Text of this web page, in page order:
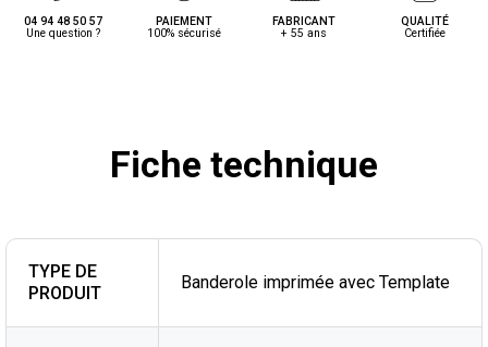
04 94 48 50 57
Une question ?
PAIEMENT
100% sécurisé
FABRICANT
+ 55 ans
QUALITÉ
Certifiée
Fiche technique
TYPE DE
PRODUIT
Banderole imprimée avec Template